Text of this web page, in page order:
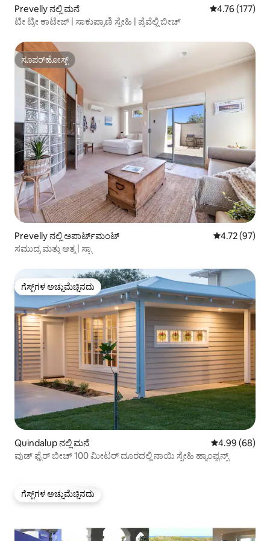
Prevelly ನಲ್ಲಿ ಮನೆ 5 ರಲ್ಲಿ 4.76
4.76 (177)
ಟೀ ಟ್ರೀ ಕಾಟೇಜ್ | ಸಾಕುಪ್ರಾಣಿ ಸ್ನೇಹಿ | ಪ್ರೆವೆಲ್ಲಿ ಬೀಚ್
ಸೂಪರ್‌ಹೋಸ್ಟ್
ಸೂಪರ್‌ಹೋಸ್ಟ್
Prevelly ನಲ್ಲಿ ಅಪಾರ್ಟ್‌ಮಂಟ್ 5 ರಲ್ಲಿ 4.72
4.72 (97)
ಸಮುದ್ರ ಮತ್ತು ಆತ್ಮ | ಸ್ಪಾ
ಗೆಸ್ಟ್‌ಗಳ ಅಚ್ಚುಮೆಚ್ಚಿನದು
ಗೆಸ್ಟ್‌ಗಳ ಅಚ್ಚುಮೆಚ್ಚಿನದು
Quindalup ನಲ್ಲಿ ಮನೆ 5 ರಲ್ಲಿ 4.99
4.99 (68)
ವುಡ್ ಫೈರ್ ಬೀಚ್ 100 ಮೀಟರ್ ದೂರದಲ್ಲಿ ನಾಯಿ ಸ್ನೇಹಿ ಹ್ಯಾಂಪ್ಟನ್ಸ್
ಗೆಸ್ಟ್‌ಗಳ ಅಚ್ಚುಮೆಚ್ಚಿನದು
ಗೆಸ್ಟ್‌ಗಳ ಅಚ್ಚುಮೆಚ್ಚಿನದು